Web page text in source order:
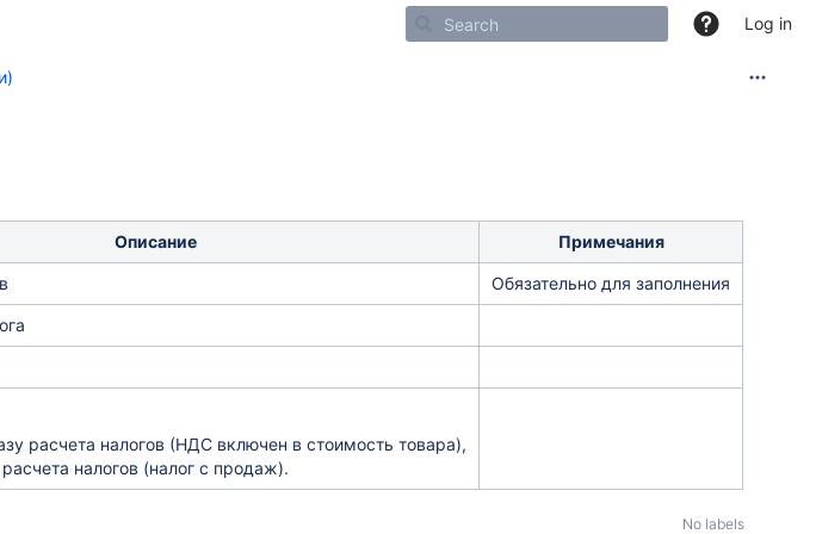
Log in
Описание Примечания
Обязательно для заполнения
расчета налогов (НДС включен в стоимость товара),
налогов (налог с продаж).
No labels